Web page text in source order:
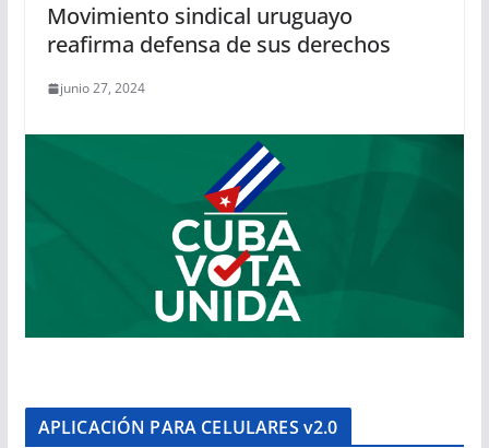
Movimiento sindical uruguayo
reafirma defensa de sus derechos
junio 27, 2024
APLICACIÓN PARA CELULARES v2.0